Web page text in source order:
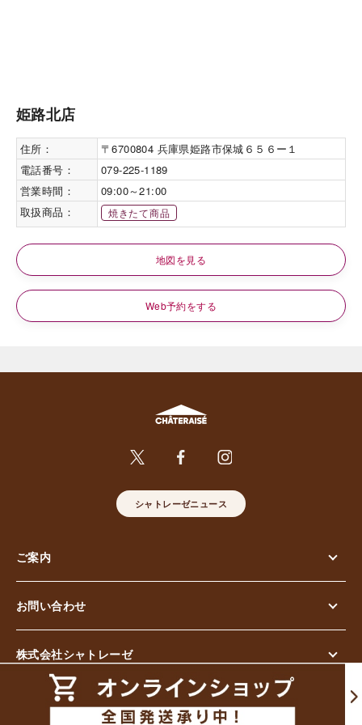
姫路北店
住所：
〒6700804 兵庫県姫路市保城６５６ー１
電話番号：
079-225-1189
営業時間：
09:00～21:00
取扱商品：
焼きたて商品
地図を見る
Web予約をする
シャトレーゼニュース
ご案内
お問い合わせ
株式会社シャトレーゼ
© Chateraise Co.,Ltd. All Rights Reserved.